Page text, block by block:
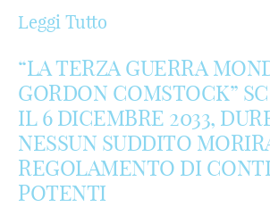
Leggi Tutto
“LA TERZA GUERRA
GORDON COMSTOCK”
IL 6 DICEMBRE 2033,
NESSUN SUDDITO
REGOLAMENTO DI
POTENTI